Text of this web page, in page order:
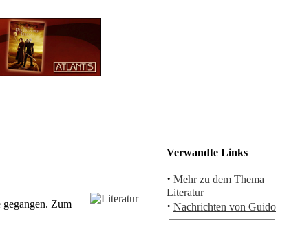
gegangen. Zum
Verwandte Links
· Mehr zu dem Thema
Literatur
· Nachrichten von Guido